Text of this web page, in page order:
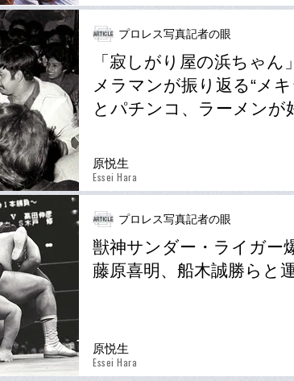
プロレス写真記者の眼
「寂しがり屋の浜ちゃ
メラマンが振り返る“メ
とパチンコ、ラーメンが
原悦生
Essei Hara
プロレス写真記者の眼
獣神サンダー・ライガー
藤原喜明、船木誠勝らと
原悦生
Essei Hara